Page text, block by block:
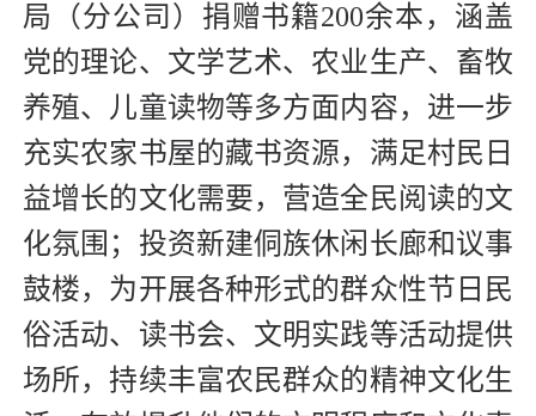
局（分公司）捐赠书籍200余本，涵盖
党的理论、文学艺术、农业生产、畜牧
养殖、儿童读物等多方面内容，进一步
充实农家书屋的藏书资源，满足村民日
益增长的文化需要，营造全民阅读的文
化氛围；投资新建侗族休闲长廊和议事
鼓楼，为开展各种形式的群众性节日民
俗活动、读书会、文明实践等活动提供
场所，持续丰富农民群众的精神文化生